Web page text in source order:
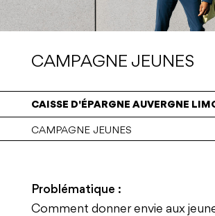
CAMPAGNE JEUNES
CAISSE D'ÉPARGNE AUVERGNE
CAMPAGNE JEUNES
Problématique :
Comment donner envie aux